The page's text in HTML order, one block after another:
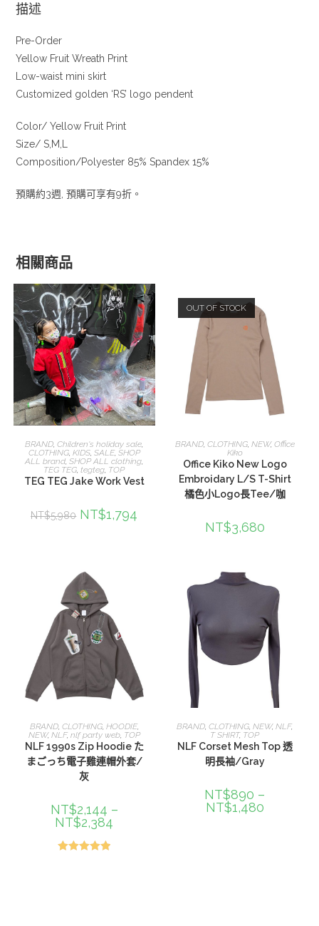
描述
Pre-Order
Yellow Fruit Wreath Print
Low-waist mini skirt
Customized golden ‘RS’ logo pendent
Color/ Yellow Fruit Print
Size/ S,M,L
Composition/Polyester 85% Spandex 15%
預購約3週, 預購可享有9折。
相關商品
選擇規格
BRAND,Children's holiday sale,
CLOTHING, KIDS, SALE, SHOP
ALL brand,SHOP ALL clothing,
TEG TEG,tegteg, TOP
TEG TEG Jake Work Vest
NT$5,980 NT$1,794
OUT OF STOCK
選擇規格
BRAND, CLOTHING, NEW, Office
Kiko
Office Kiko New Logo
Embroidary L/S T-Shirt
橘色小Logo長Tee/咖
NT$3,680
選擇規格
BRAND, CLOTHING, HOODIE,
NEW, NLF, nlf party web, TOP
NLF 1990s Zip Hoodie た
まごっち電子雞連帽外套/
灰
NT$2,144 –
NT$2,384
選擇規格
BRAND ,CLOTHING ,NEW,NLF,
T SHIRT, TOP
NLF Corset Mesh Top 透
明長袖/Gray
NT$890 –
NT$1,480